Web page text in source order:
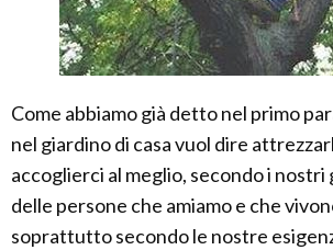
Come abbiamo già detto nel primo
nel giardino di casa vuol dire
accoglierci al meglio, secondo i nostri
delle persone che amiamo e che
soprattutto secondo le nostre